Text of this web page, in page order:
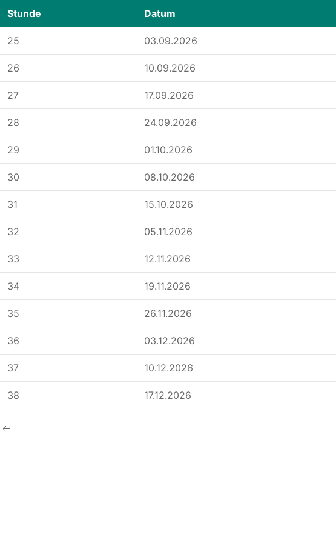
Stunde Datum
25 03.09.2026
26 10.09.2026
27 17.09.2026
28 24.09.2026
29 01.10.2026
30 08.10.2026
31 15.10.2026
32 05.11.2026
33 12.11.2026
34 19.11.2026
35 26.11.2026
36 03.12.2026
37 10.12.2026
38 17.12.2026